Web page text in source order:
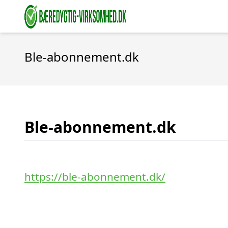
Ble-abonnement.dk
Ble-abonnement.dk
https://ble-abonnement.dk/